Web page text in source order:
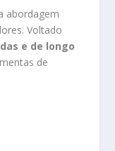
abordagem
Voltado
e de longo
de